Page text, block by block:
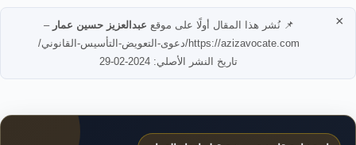
📌 نُشر هذا المقال أولًا على موقع عبدالعزيز حسين عمار –
https://azizavocate.com/دعوى-التعويض-التأسيس-القانوني/
تاريخ النشر الأصلي: 2024-02-29
×